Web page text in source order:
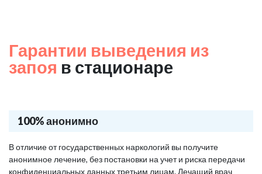
Гарантии выведения из
запоя в стационаре
100% анонимно
В отличие от государственных наркологий вы получите
анонимное лечение, без постановки на учет и риска передачи
конфиденциальных данных третьим лицам. Лечащий врач